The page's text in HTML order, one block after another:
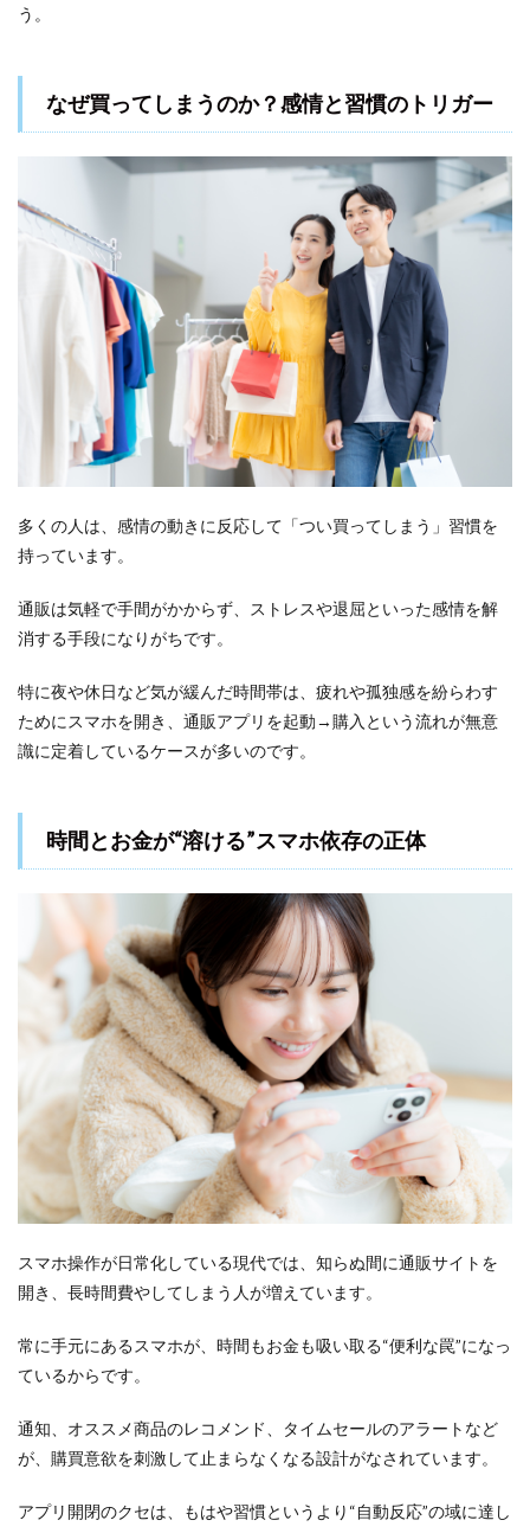
1.3
節約
した
慢で
きな
い人
の本
我
術！“自
分ルー
手にコ
ントロ
ール
2.1
完全
にや
くて
「ゆ
る節
2.2
やす
分ル
ー
ル”の
具体
例
2.3
お金
も時
間も
奪わ
な
やさ
節約
ツ
3
そ
買いた
た
ら？“自
分を納
る買い
う。
なぜ買ってしまうのか？感情と習慣のトリガー
多くの人は、感情の動きに反応して「つい買ってしまう」習慣を
持っています。
通販は気軽で手間がかからず、ストレスや退屈といった感情を解
消する手段になりがちです。
特に夜や休日など気が緩んだ時間帯は、疲れや孤独感を紛らわす
ためにスマホを開き、通販アプリを起動→購入という流れが無意
識に定着しているケースが多いのです。
時間とお金が“溶ける”スマホ依存の正体
スマホ操作が日常化している現代では、知らぬ間に通販サイトを
開き、長時間費やしてしまう人が増えています。
常に手元にあるスマホが、時間もお金も吸い取る“便利な罠”になっ
ているからです。
通知、オススメ商品のレコメンド、タイムセールのアラートなど
が、購買意欲を刺激して止まらなくなる設計がなされています。
アプリ開閉のクセは、もはや習慣というより“自動反応”の域に達し